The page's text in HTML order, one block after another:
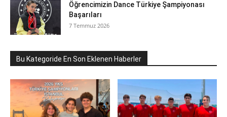
Öğrencimizin Dance Türkiye Şampiyonası
Başarıları
7 Temmuz 2026
Bu Kategoride En Son Eklenen Haberler